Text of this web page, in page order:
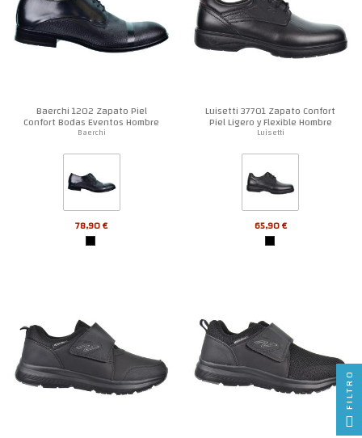
Baerchi 1202 Zapato Piel
Confort Bodas Eventos Hombre
Baerchi
78,90 €
Luisetti 37701 Zapato Confort
Piel Ligero y Flexible Hombre
Luisetti
65,90 €
FILTRO